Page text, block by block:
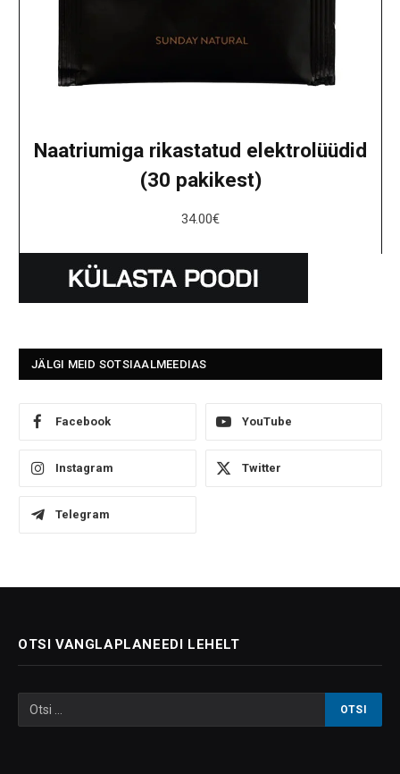
Naatriumiga rikastatud elektrolüüdid
(30 pakikest)
34.00€
JÄLGI MEID SOTSIAALMEEDIAS
Facebook YouTube
Instagram Twitter
Telegram
OTSI VANGLAPLANEEDI LEHELT